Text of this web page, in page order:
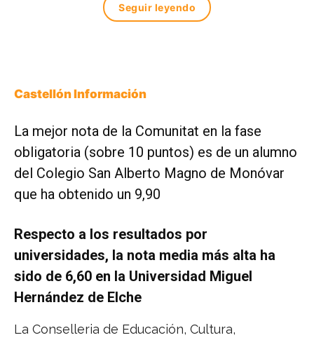
Seguir leyendo
Castellón Información
La mejor nota de la Comunitat en la fase
obligatoria (sobre 10 puntos) es de un alumno
del Colegio San Alberto Magno de Monóvar
que ha obtenido un 9,90
Respecto a los resultados por
universidades, la nota media más alta ha
sido de 6,60 en la Universidad Miguel
Hernández de Elche
La Conselleria de Educación, Cultura,